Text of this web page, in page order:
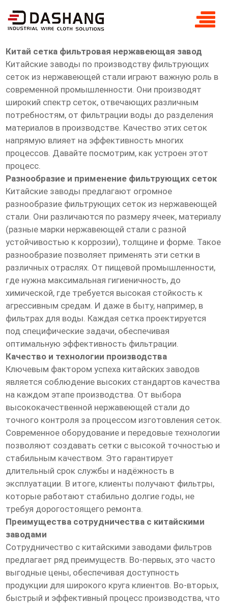
Китай сетка фильтровая
нержавеющая завод
Китай сетка фильтровая нержавеющая завод
Китайские заводы по производству фильтрующих
сеток из нержавеющей стали играют важную роль в
современной промышленности. Они производят
широкий спектр сеток, отвечающих различным
потребностям, от фильтрации воды до разделения
материалов в производстве. Качество этих сеток
напрямую влияет на эффективность многих
процессов. Давайте посмотрим, как устроен этот
процесс.
Разнообразие и применение фильтрующих сеток
Китайские заводы предлагают огромное
разнообразие фильтрующих сеток из нержавеющей
стали. Они различаются по размеру ячеек, материалу
(разные марки нержавеющей стали с разной
устойчивостью к коррозии), толщине и форме. Такое
разнообразие позволяет применять эти сетки в
различных отраслях. От пищевой промышленности,
где нужна максимальная гигиеничность, до
химической, где требуется высокая стойкость к
агрессивным средам. И даже в быту, например, в
фильтрах для воды. Каждая сетка проектируется
под специфические задачи, обеспечивая
оптимальную эффективность фильтрации.
Качество и технологии производства
Ключевым фактором успеха китайских заводов
является соблюдение высоких стандартов качества
на каждом этапе производства. От выбора
высококачественной нержавеющей стали до
точного контроля за процессом изготовления сеток.
Современное оборудование и передовые технологии
позволяют создавать сетки с высокой точностью и
стабильным качеством. Это гарантирует
длительный срок службы и надёжность в
эксплуатации. В итоге, клиенты получают фильтры,
которые работают стабильно долгие годы, не
требуя дорогостоящего ремонта.
Преимущества сотрудничества с китайскими
заводами
Сотрудничество с китайскими заводами фильтров
предлагает ряд преимуществ. Во-первых, это часто
выгодные цены, обеспечивая доступность
продукции для широкого круга клиентов. Во-вторых,
быстрый и эффективный процесс производства, что